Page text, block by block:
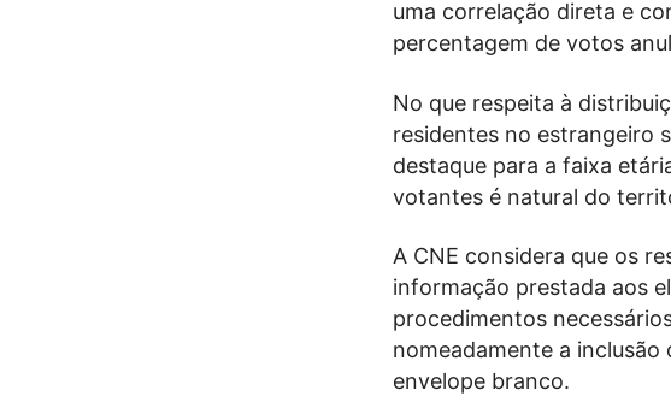
uma correlação direta e
percentagem de votos
No que respeita à
residentes no estrangeiro
destaque para a faixa
votantes é natural do
A CNE considera que os
informação prestada aos
procedimentos
nomeadamente a
envelope branco.